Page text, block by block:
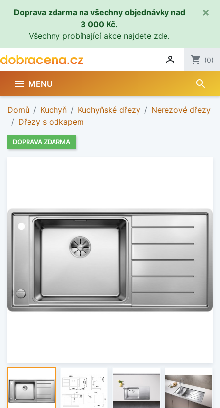
Doprava zdarma na všechny objednávky nad
3 000 Kč.
Všechny probíhající akce najdete zde.
×
 shopping_cart (0)
 MENU search
Domů Kuchyň Kuchyňské dřezy
Nerezové dřezy
Dřezy s odkapem
DOPRAVA ZDARMA